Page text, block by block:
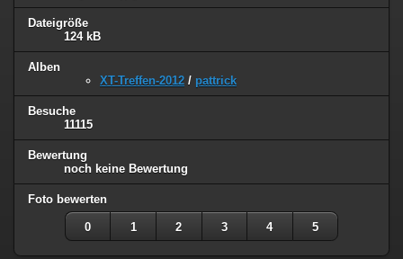
Dateigröße
124 kB
Alben
XT-Treffen-2012 / pattrick
Besuche
11115
Bewertung
noch keine Bewertung
Foto bewerten
0 1 2 3 4 5